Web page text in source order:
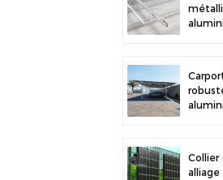
du
Collier